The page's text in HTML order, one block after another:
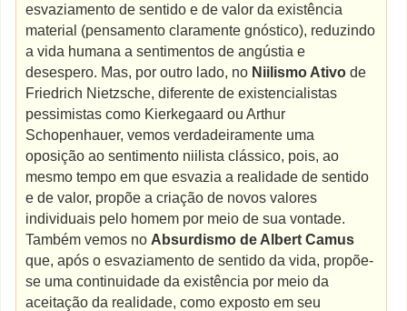
esvaziamento de sentido e de valor da existência
material (pensamento claramente gnóstico), reduzindo
a vida humana a sentimentos de angústia e
desespero. Mas, por outro lado, no Niilismo Ativo de
Friedrich Nietzsche, diferente de existencialistas
pessimistas como Kierkegaard ou Arthur
Schopenhauer, vemos verdadeiramente uma
oposição ao sentimento niilista clássico, pois, ao
mesmo tempo em que esvazia a realidade de sentido
e de valor, propõe a criação de novos valores
individuais pelo homem por meio de sua vontade.
Também vemos no Absurdismo de Albert Camus
que, após o esvaziamento de sentido da vida, propõe-
se uma continuidade da existência por meio da
aceitação da realidade, como exposto em seu